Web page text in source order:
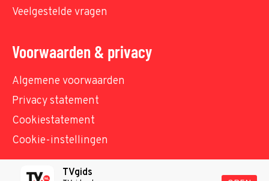
Veelgestelde vragen
Voorwaarden & privacy
Algemene voorwaarden
Privacy statement
Cookiestatement
Cookie-instellingen
TVgids